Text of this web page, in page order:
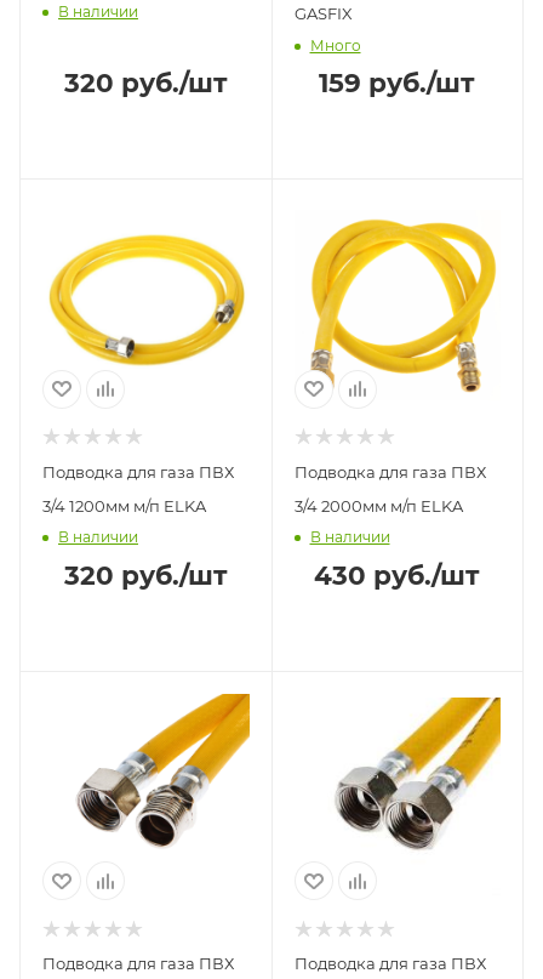
В наличии
320 руб./шт
GASFIX
Много
159 руб./шт
Подводка для газа ПВХ
3/4 1200мм м/п ELKA
В наличии
320 руб./шт
Подводка для газа ПВХ
3/4 2000мм м/п ELKA
В наличии
430 руб./шт
Подводка для газа ПВХ Подводка для газа ПВХ